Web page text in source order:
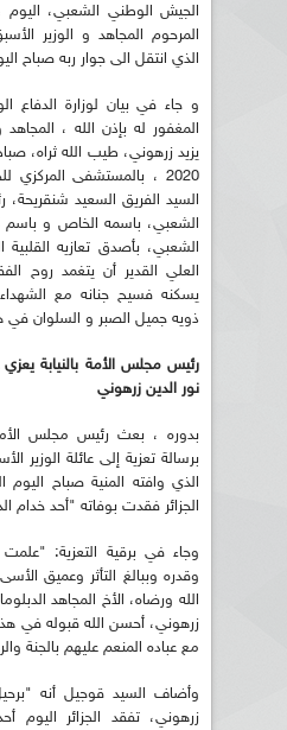
الجيش الوطني الشعبي، اليوم
المرحوم المجاهد و الوزير
الذي انتقل الى جوار ربه صباح
و جاء في بيان لوزارة الدفاع
المغفور له بإذن الله ، المجاهد
2020 ، بالمستشفى
السيد الفريق السعيد
الشعبي، باسمه الخاص و باسم
الشعبي، بأصدق تعازيه القلبية
العلي القدير أن يتغمد روح
يسكنه فسيح جنانه مع
ذويه جميل الصبر و السلوان في
رئيس مجلس الأمة بالنيابة يعزي
نور الدين زرهوني
بدوره ، بعث رئيس مجلس
برسالة تعزية إلى عائلة الوزير
الذي وافته المنية صباح اليوم
الجزائر فقدت بوفاته "أحد خدام
وجاء في برقية التعزية:
وقدره وببالغ التأثر وعميق
الله ورضاه، الأخ المجاهد
زرهوني، أحسن الله قبوله في
مع عباده المنعم عليهم بالجنة
وأضاف السيد قوجيل أنه
زرهوني، تفقد الجزائر اليوم